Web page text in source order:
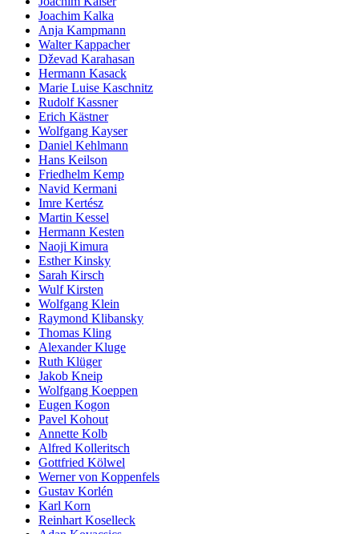
Joachim Kalka
Anja Kampmann
Walter Kappacher
Dževad Karahasan
Hermann Kasack
Marie Luise Kaschnitz
Rudolf Kassner
Erich Kästner
Wolfgang Kayser
Daniel Kehlmann
Hans Keilson
Friedhelm Kemp
Navid Kermani
Imre Kertész
Martin Kessel
Hermann Kesten
Naoji Kimura
Esther Kinsky
Sarah Kirsch
Wulf Kirsten
Wolfgang Klein
Raymond Klibansky
Thomas Kling
Alexander Kluge
Ruth Klüger
Jakob Kneip
Wolfgang Koeppen
Eugen Kogon
Pavel Kohout
Annette Kolb
Alfred Kolleritsch
Gottfried Kölwel
Werner von Koppenfels
Gustav Korlén
Karl Korn
Reinhart Koselleck